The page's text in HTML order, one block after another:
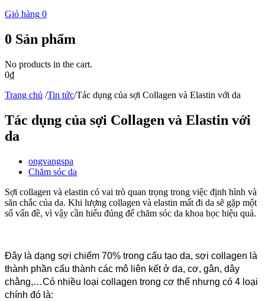
Giỏ hàng 0
0 Sản phẩm
No products in the cart.
0₫
Trang chủ /Tin tức/Tác dụng của sợi Collagen và Elastin với da
Tác dụng của sợi Collagen và Elastin với
da
ongvangspa
Chăm sóc da
Sợi collagen và elastin có vai trò quan trọng trong việc định hình và
săn chắc của da. Khi lượng collagen và elastin mất đi da sẽ gặp một
số vấn đề, vì vậy cần hiểu đúng để chăm sóc da khoa học hiệu quả.
Đây là dạng sợi chiếm 70% trong cấu tạo da, sợi collagen là
thành phần cấu thành các mô liên kết ở da, cơ, gân, dây
chằng,…Có nhiều loại collagen trong cơ thể nhưng có 4 loại
chính đó là: